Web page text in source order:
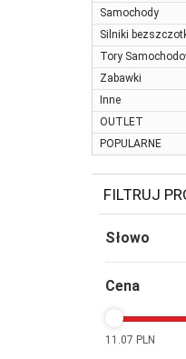
Samochody
Silniki
Tory
Zabawki
Inne
OUTLET
POPULARNE
FILTRUJ
Słowo
Cena
11.07 PLN